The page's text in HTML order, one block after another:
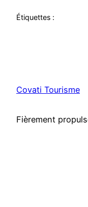
Étiquettes :
Covati Tourisme
Fièrement